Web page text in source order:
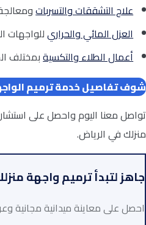
علاج التشققات والتسرباتومعالجة
العزل المائي والحراريللواجهات
أعمال الطلاء والتكسيةبمختلف
شوف تفاصيل خدمة ترميم
تواصل معنا اليوم واحصل على
منزلك في الرياض.
جاهز لتبدأ ترميم واجهة
احصل على معاينة ميدانية مجانية